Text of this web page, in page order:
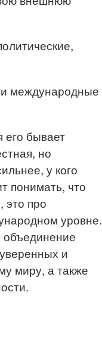
международные
его бывает
но
у кого
понимать, что
это про
уровне.
и
миру, а также